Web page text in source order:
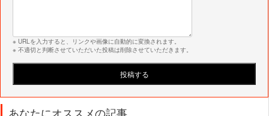
※ URLを入力すると、リンクや画像に自動的に変換されます。
※ 不適切と判断させていただいた投稿は削除させていただきます。
あなたにオススメの記事